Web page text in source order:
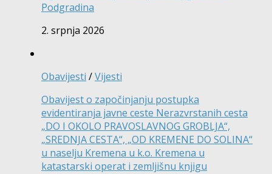
Podgradina
2. srpnja 2026
Obavijesti /Vijesti
Obavijest o započinjanju postupka
evidentiranja javne ceste Nerazvrstanih cesta
„DO I OKOLO PRAVOSLAVNOG GROBLJA“,
„SREDNJA CESTA“, „OD KREMENE DO SOLINA“
u naselju Kremena u k.o. Kremena u
katastarski operat i zemljišnu knjigu